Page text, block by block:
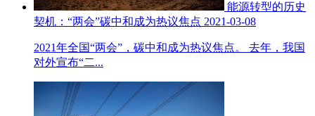
能源转型的历史
契机：“两会”碳中和成为热议焦点 2021-03-08
2021年全国“两会”，碳中和成为热议焦点。 去年，我国
对外宣布“二...